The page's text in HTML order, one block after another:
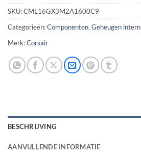
SKU:CML16GX3M2A1600C9
Categorieën:Componenten, Geheugen intern
Merk:Corsair
BESCHRIJVING
AANVULLENDE INFORMATIE